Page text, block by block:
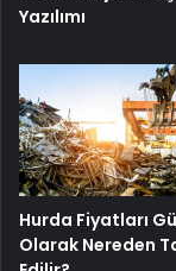
Yazılımı
Hurda Fiyatları
Olarak Nereden